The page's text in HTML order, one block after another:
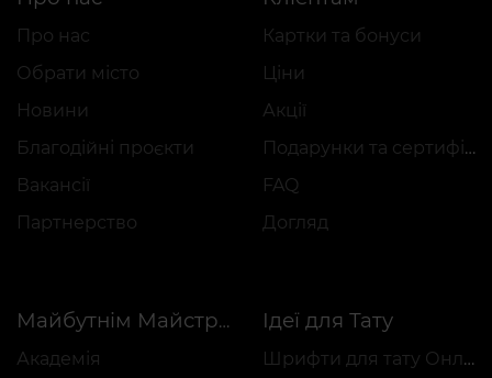
Про нас
Обрати місто
Новини
Благодійні проєкти
Вакансії
Партнерство
Картки та бонуси
Ціни
Акції
Подарунки та сертифікати
FAQ
Догляд
Майбутнім Майстрам
Академія
Ідеї для Тату
Шрифти для тату Онлайн